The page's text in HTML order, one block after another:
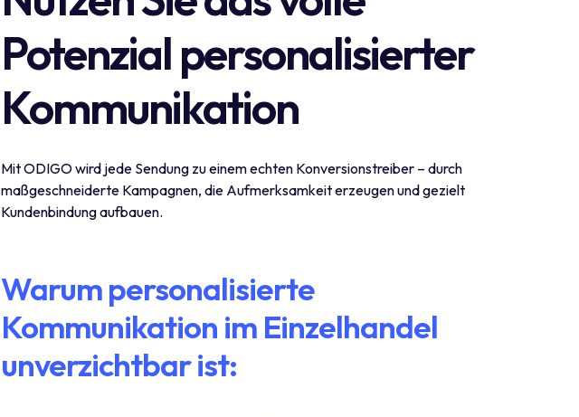
Potenzial personalisierter
Kommunikation
Mit ODIGO wird jede Sendung zu einem echten Konversionstreiber – durch
maßgeschneiderte Kampagnen, die Aufmerksamkeit erzeugen und gezielt
Kundenbindung aufbauen.
Warum personalisierte
Kommunikation im Einzelhandel
unverzichtbar ist: